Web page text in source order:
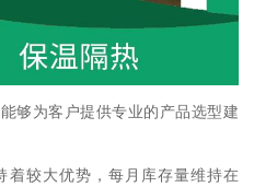
够为客户提供专业的产品选型建
着较大优势，每月库存量维持在